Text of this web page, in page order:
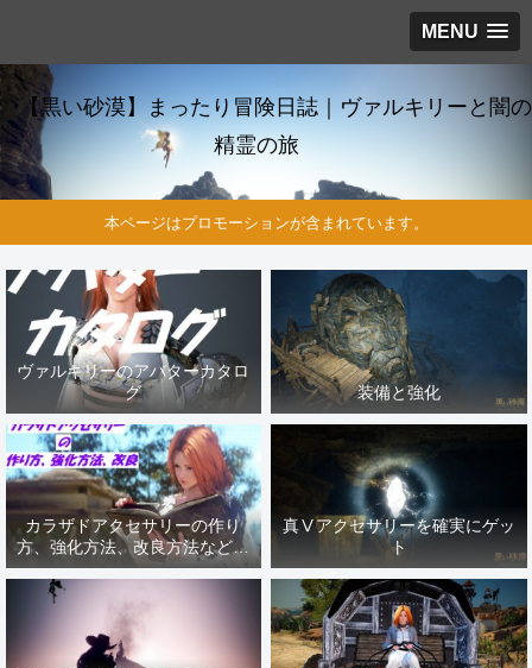
MENU
【黒い砂漠】まったり冒険日誌｜ヴァルキリーと闇の
精霊の旅
本ページはプロモーションが含まれています。
ヴァルキリーのアバターカタロ
グ
装備と強化
カラザドアクセサリーの作り
方、強化方法、改良方法などま
とめ【黒い砂漠冒険日誌１４１
真Ⅴアクセサリーを確実にゲッ
ト